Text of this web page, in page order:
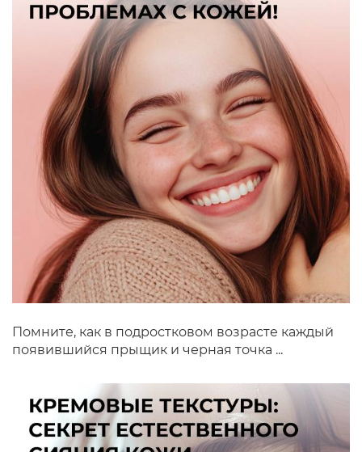
Помните, как в подростковом возрасте каждый
появившийся прыщик и черная точка ...